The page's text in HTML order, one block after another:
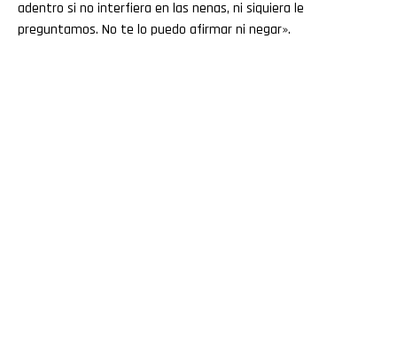
adentro si no interfiera en las nenas, ni siquiera le
preguntamos. No te lo puedo afirmar ni negar».